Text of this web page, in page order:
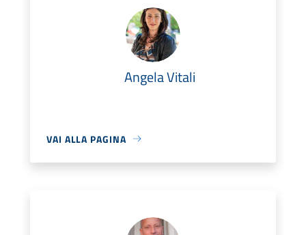
Angela Vitali
VAI ALLA PAGINA